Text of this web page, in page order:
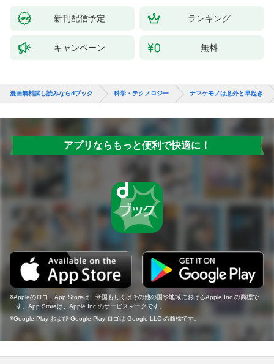
新刊配信予定 ランキング
キャンペーン 無料
漫画無料試し読みならdブック 科学・テクノロジー ナマケモノは意外と早起き
アプリならもっと便利で快適に！
Appleのロゴ、App Storeは、米国もしくはその他の国や地域におけるApple Inc.の商標で
す。App Storeは、Apple Inc.のサービスマークです。
Google Play および Google Play ロゴは Google LLC の商標です。